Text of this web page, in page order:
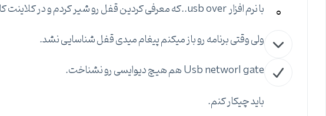
0 با نرم افزار usb over..که معرفی کردین قفل رو شیر کردم و در کلاینت کانکت کردم.
ولی وقتی برنامه رو باز میکنم پیغام میدی قفل شناسایی نشد.
Usb networl gate هم هیچ دیوایسی رو نشناخت.
باید چیکار کنم.